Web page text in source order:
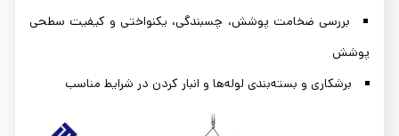
بررسی ضخامت پوشش، چسبندگی، یکنواختی و کیفیت سطحی
پوشش
برشکاری و بسته‌بندی لوله‌ها و انبار کردن در شرایط مناسب